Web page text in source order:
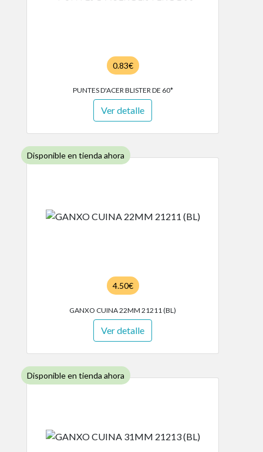
0.83€
PUNTES D'ACER BLISTER DE 60*
Ver detalle
Disponible en tienda ahora
4.50€
GANXO CUINA 22MM 21211 (BL)
Ver detalle
Disponible en tienda ahora